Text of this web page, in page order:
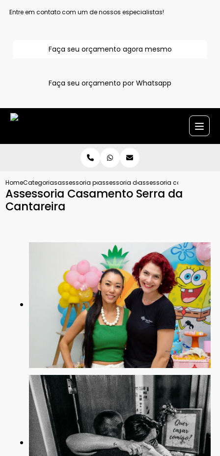
Entre em contato com um de nossos especialistas!
Faça seu orçamento agora mesmo
Faça seu orçamento por Whatsapp
HomeCategoriasassessoria para casamentos
assessoria de casamento na praia
assessoria casamento
Assessoria Casamento Serra da
Cantareira